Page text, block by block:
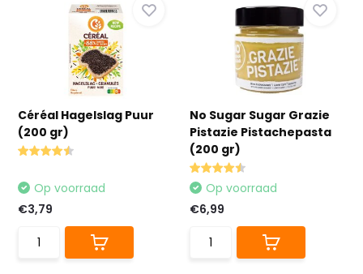
Céréal Hagelslag Puur
(200 gr)
Op voorraad
€3,79
No Sugar Sugar Grazie
Pistazie Pistachepasta
(200 gr)
Op voorraad
€6,99